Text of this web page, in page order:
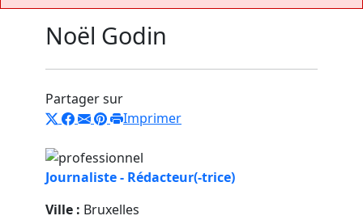
Noël Godin
Partager sur
Imprimer
Journaliste - Rédacteur(-trice)
Ville : Bruxelles